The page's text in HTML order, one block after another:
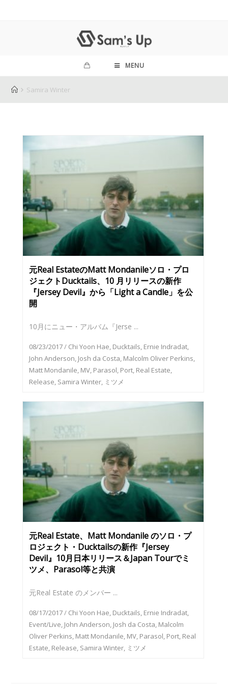
MENU
Samira Winter
元Real EstateのMatt Mondanileソロ・プロ
ジェクトDucktails、10 月リリースの新作
『Jersey Devil』から「Light a Candle」を公
開
10月にニュー・アルバム『Jerse ...
08/23/2017/ Chi Yoon Hae, Ducktails, Ernie Indradat,
John Anderson, Josh da Costa, Malcolm Oliver Perkins,
Matt Mondanile, MV, Parasol, Port, Real Estate,
Release, Samira Winter, ミツメ
元Real Estate、Matt Mondanile のソロ・プ
ロジェクト・Ducktailsの新作『Jersey
Devil』10月日本リリース＆Japan Tourでミ
ツメ、Parasol等と共演
元Real Estate のメンバー ...
08/17/2017/ Chi Yoon Hae, Ducktails, Ernie Indradat,
Event/Live, John Anderson, Josh da Costa, Malcolm
Oliver Perkins, Matt Mondanile, MV, Parasol, Port, Real
Estate, Release, Samira Winter, ミツメ